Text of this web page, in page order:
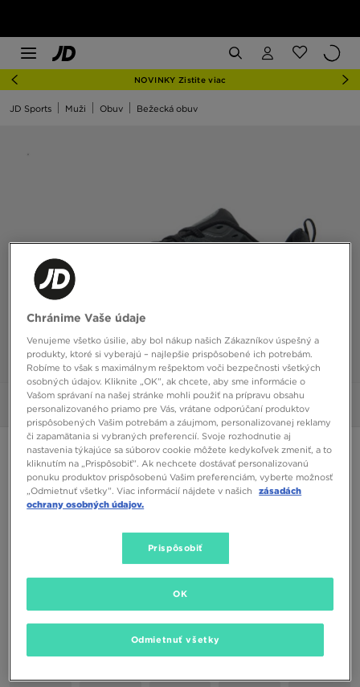
NOVINKY Zistite viac
JD Sports Muži Obuv Bežecká obuv
Obrázky 360°
NIKE DOWNSHIFTER 12
38,00 €
EU US
41 42 42,5 43 44
Chránime Vaše údaje
Venujeme všetko úsilie, aby bol nákup našich Zákazníkov úspešný a
produkty, ktoré si vyberajú – najlepšie prispôsobené ich potrebám.
Robíme to však s maximálnym rešpektom voči bezpečnosti všetkých
osobných údajov. Kliknite „OK”, ak chcete, aby sme informácie o
Vašom správaní na našej stránke mohli použiť na prípravu obsahu
personalizovaného priamo pre Vás, vrátane odporúčaní produktov
prispôsobených Vašim potrebám a záujmom, personalizovanej reklamy
či zapamätania si vybraných preferencií. Svoje rozhodnutie aj
nastavenia týkajúce sa súborov cookie môžete kedykoľvek zmeniť, a to
kliknutím na „Prispôsobiť”. Ak nechcete dostávať personalizovanú
ponuku produktov prispôsobenú Vašim preferenciám, vyberte možnosť
„Odmietnuť všetky”. Viac informácií nájdete v našich
zásadách
ochrany osobných údajov.
Prispôsobiť
Odmietnuť všetky
OK